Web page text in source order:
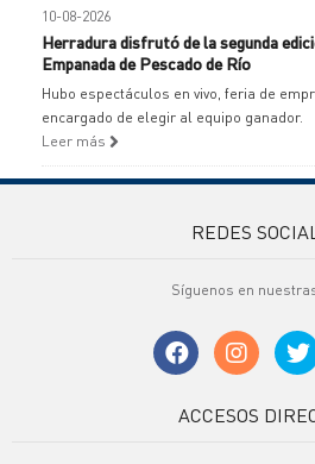
10-08-2026
Herradura disfrutó de la segunda
Empanada de Pescado de Río
Hubo espectáculos en vivo, feria de
encargado de elegir al equipo ganador.
Leer más
REDES
Síguenos en
ACCESOS